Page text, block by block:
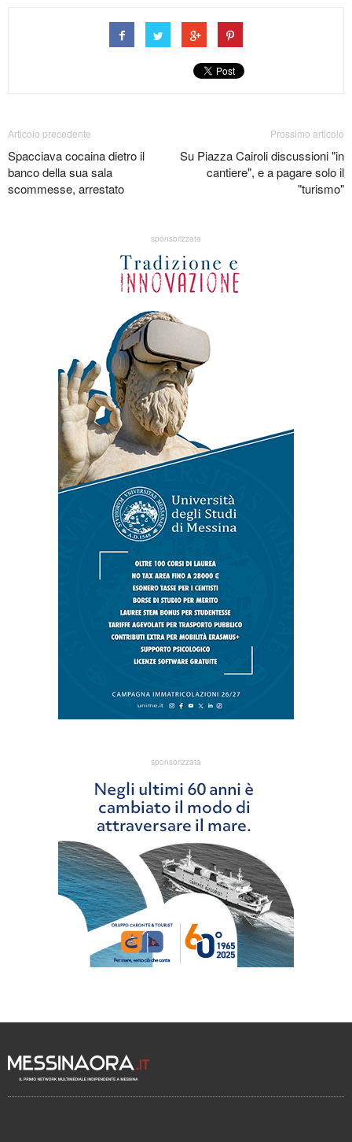
Articolo precedente
Spacciava cocaina dietro il
banco della sua sala
scommesse, arrestato
Prossimo articolo
Su Piazza Cairoli discussioni "in
cantiere", e a pagare solo il
"turismo"
sponsorizzata
sponsorizzata